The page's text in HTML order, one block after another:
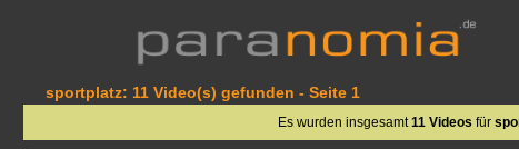
sportplatz: 11 Video(s) gefunden - Seite 1
Es wurden insgesamt11 Videos für